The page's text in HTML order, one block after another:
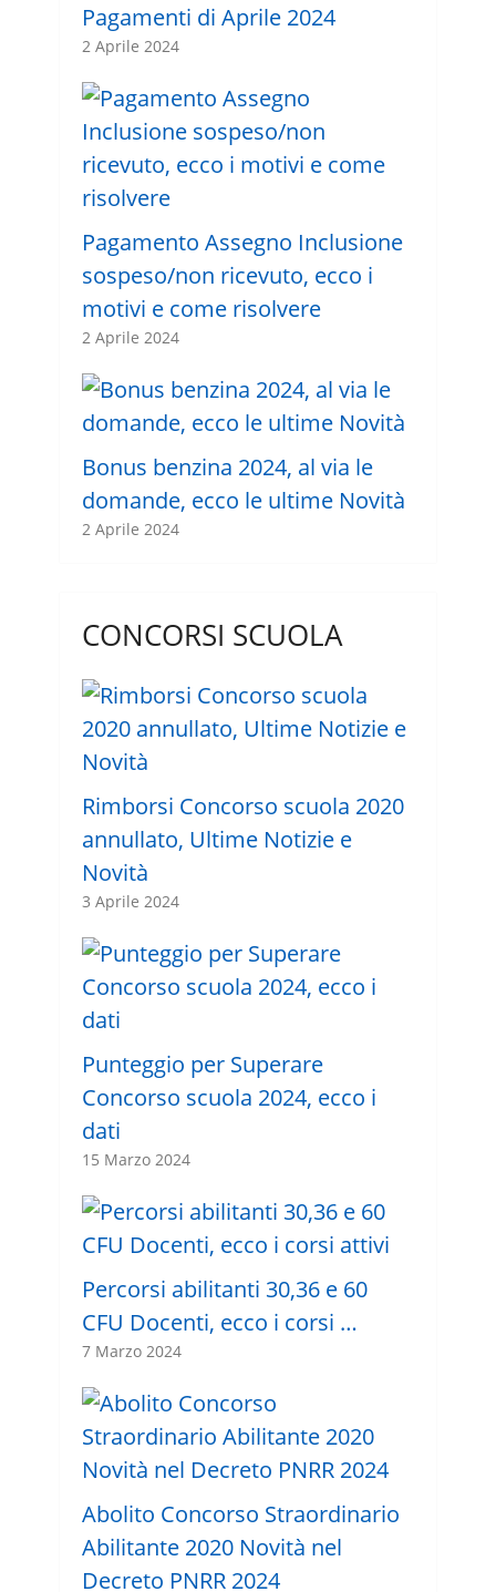
Pagamenti di Aprile 2024
2 Aprile 2024
Pagamento Assegno Inclusione
sospeso/non ricevuto, ecco i
motivi e come risolvere
2 Aprile 2024
Bonus benzina 2024, al via le
domande, ecco le ultime Novità
2 Aprile 2024
CONCORSI SCUOLA
Rimborsi Concorso scuola 2020
annullato, Ultime Notizie e
Novità
3 Aprile 2024
Punteggio per Superare
Concorso scuola 2024, ecco i
dati
15 Marzo 2024
Percorsi abilitanti 30,36 e 60
CFU Docenti, ecco i corsi …
7 Marzo 2024
Abolito Concorso Straordinario
Abilitante 2020 Novità nel
Decreto PNRR 2024